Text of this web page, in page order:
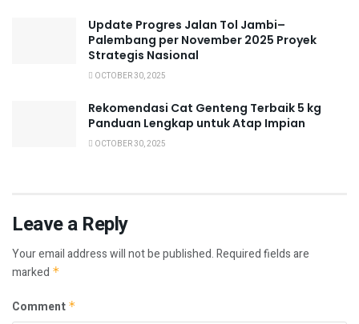
Update Progres Jalan Tol Jambi–
Palembang per November 2025 Proyek
Strategis Nasional
OCTOBER 30, 2025
Rekomendasi Cat Genteng Terbaik 5 kg
Panduan Lengkap untuk Atap Impian
OCTOBER 30, 2025
Leave a Reply
Your email address will not be published.Required fields are
marked *
Comment *